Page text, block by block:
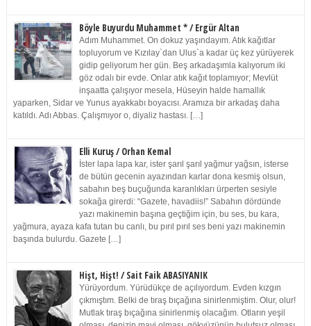
Böyle Buyurdu Muhammet * / Ergür Altan
Adım Muhammet. On dokuz yaşındayım. Atık kağıtlar
topluyorum ve Kızılay`dan Ulus`a kadar üç kez yürüyerek
gidip geliyorum her gün. Beş arkadaşımla kalıyorum iki
göz odalı bir evde. Onlar atık kağıt toplamıyor; Mevlüt
inşaatta çalışıyor mesela, Hüseyin halde hamallık
yaparken, Sidar ve Yunus ayakkabı boyacısı. Aramıza bir arkadaş daha
katıldı. Adı Abbas. Çalışmıyor o, diyaliz hastası. […]
Elli Kuruş / Orhan Kemal
İster lapa lapa kar, ister şarıl şarıl yağmur yağsın, isterse
de bütün gecenin ayazından karlar dona kesmiş olsun,
sabahın beş buçuğunda karanlıkları ürperten sesiyle
sokağa girerdi: “Gazete, havadiis!” Sabahın dördünde
yazı makinemin başına geçtiğim için, bu ses, bu kara,
yağmura, ayaza kafa tutan bu canlı, bu pırıl pırıl ses beni yazı makinemin
başında bulurdu. Gazete […]
Hişt, Hişt! / Sait Faik ABASIYANIK
Yürüyordum. Yürüdükçe de açılıyordum. Evden kızgın
çıkmıştım. Belki de tıraş bıçağına sinirlenmiştim. Olur, olur!
Mutlak tıraş bıçağına sinirlenmiş olacağım. Otların yeşil